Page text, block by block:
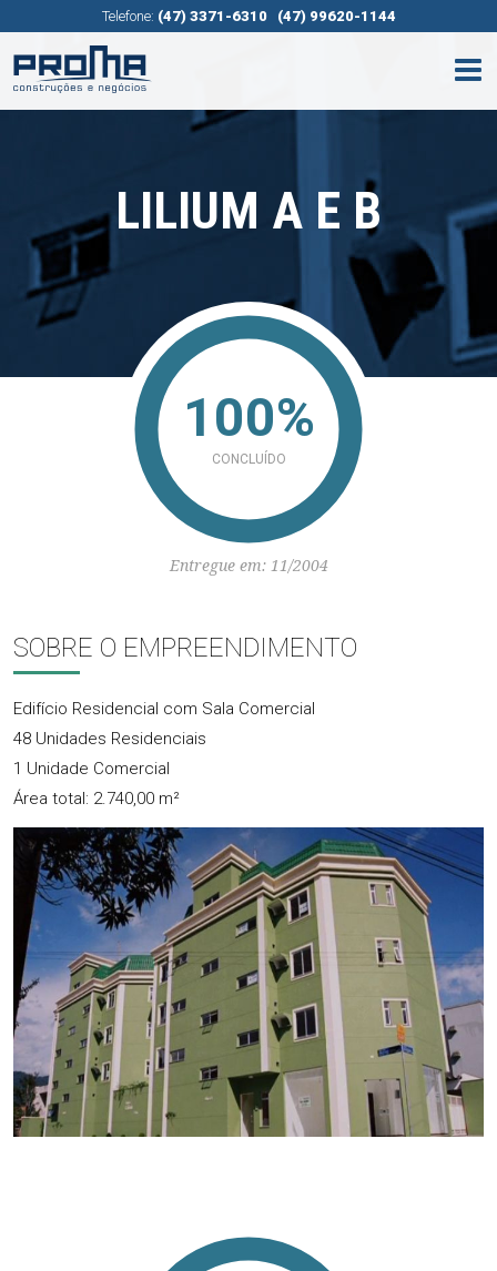
Telefone: (47) 3371-6310 (47) 99620-1144
LILIUM A E B
100%
CONCLUÍDO
Entregue em: 11/2004
SOBRE O EMPREENDIMENTO
Edifício Residencial com Sala Comercial
48 Unidades Residenciais
1 Unidade Comercial
Área total: 2.740,00 m²